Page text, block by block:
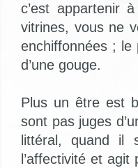
c’est appartenir
vitrines, vous ne
enchiffonnées ; le
d’une gouge.
Plus un être est
sont pas juges
littéral, quand il
l’affectivité et